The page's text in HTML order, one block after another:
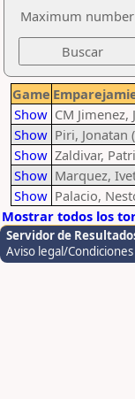
Maximum
Game
Show CM Jimenez,
Show Piri, Jonatan
Show Zaldivar,
Show Marquez,
Show Palacio,
Mostrar todos los
Servidor de
Aviso legal/